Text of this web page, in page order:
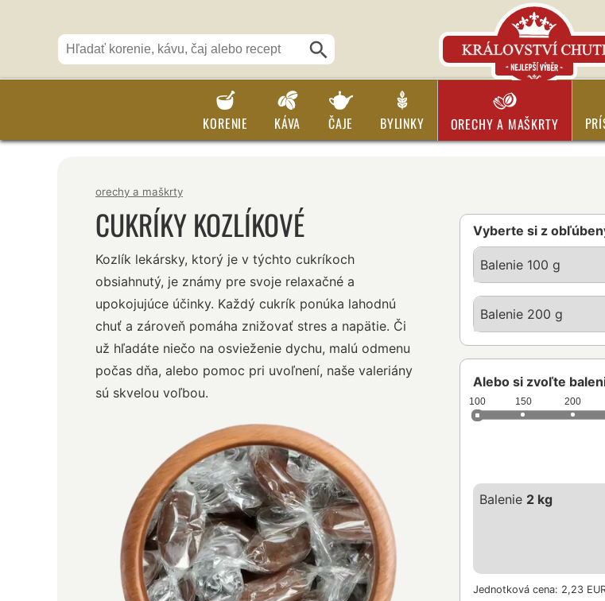
KORENIE KÁVA ČAJE BYLINKY ORECHY A MAŠKRTY
orechy a maškrty
CUKRÍKY KOZLÍKOVÉ
Kozlík lekársky, ktorý je v týchto cukríkoch
obsiahnutý, je známy pre svoje relaxačné a
upokojujúce účinky. Každý cukrík ponúka lahodnú
chuť a zároveň pomáha znižovať stres a napätie. Či
už hľadáte niečo na osvieženie dychu, malú odmenu
počas dňa, alebo pomoc pri uvoľnení, naše valeriány
sú skvelou voľbou.
Vyberte si z
Balenie 100 g
Balenie 200 g
Alebo si zvoľte
100 150 200
Balenie 2 kg
Jednotková cena: 2,23